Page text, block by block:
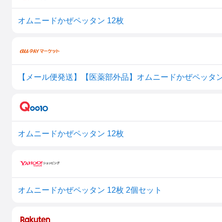
オムニードかぜペッタン 12枚
【メール便発送】【医薬部外品】オムニードかぜペッタ
オムニードかぜペッタン 12枚
オムニードかぜペッタン 12枚 2個セット